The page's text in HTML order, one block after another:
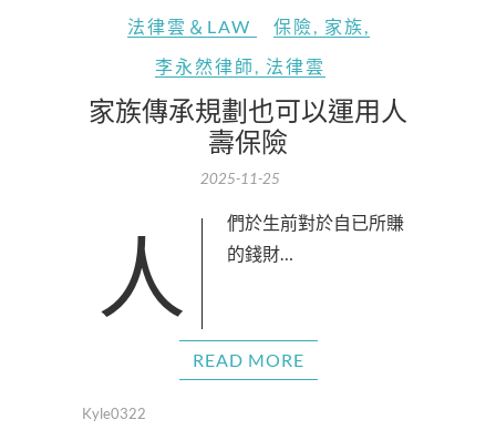
法律雲＆LAW 保險 家族
李永然律師
法律雲
家族傳承規劃也可以運用人
壽保險
2025-11-25
人們於生前對於自已所賺 的錢財…
READ MORE
Kyle0322